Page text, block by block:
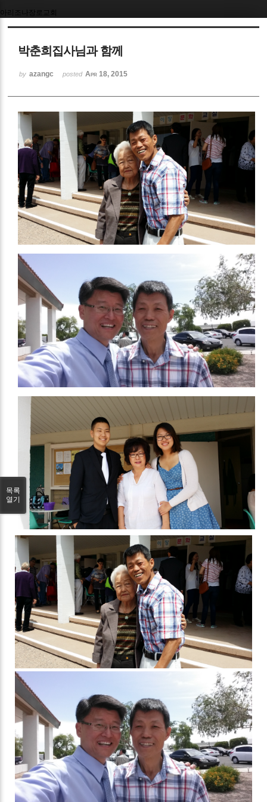
아리조나장로교회
박춘희집사님과 함께
by azangc posted Apr 18, 2015
목록
열기
Sketchbook5, 스케치북5
Sketchbook5, 스케치북5